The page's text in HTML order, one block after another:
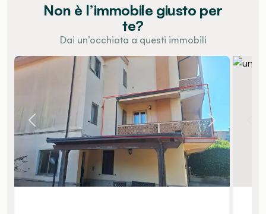
Non è l’immobile giusto per
te?
Dai un’occhiata a questi immobili